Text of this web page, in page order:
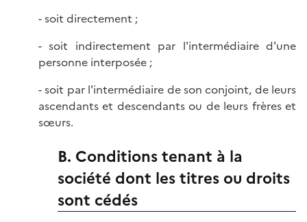
- soit directement ;
- soit indirectement par l'intermédiaire d'une
personne interposée ;
- soit par l'intermédiaire de son conjoint, de leurs
ascendants et descendants ou de leurs frères et
sœurs.
B. Conditions tenant à la
société dont les titres ou droits
sont cédés